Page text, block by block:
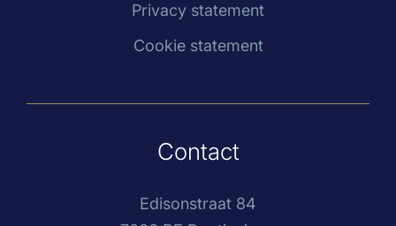
Privacy statement
Cookie statement
Contact
Edisonstraat 84